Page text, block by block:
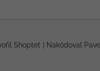
Shoptet Nakódoval